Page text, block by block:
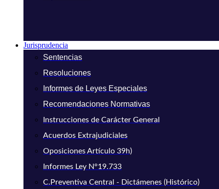
Jurisprudencia
Sentencias
Resoluciones
Informes de Leyes Especiales
Recomendaciones Normativas
Instrucciones de Carácter General
Acuerdos Extrajudiciales
Oposiciones Artículo 39h)
Informes Ley N°19.733
C.Preventiva Central - Dictámenes (Histórico)